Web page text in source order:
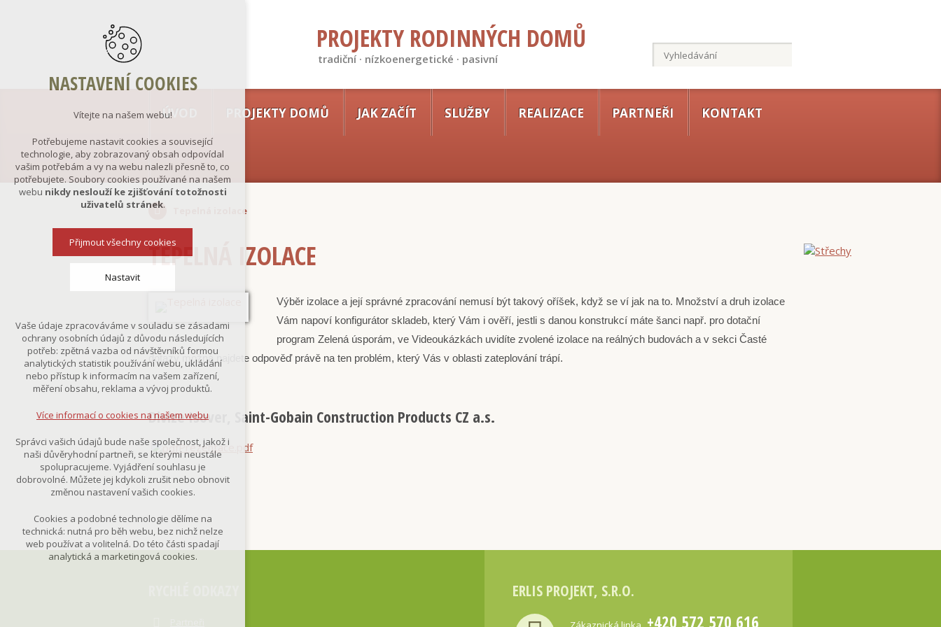
PROJEKTY RODINNÝCH DOMŮ
tradiční · nízkoenergetické · pasivní
ÚVOD PROJEKTY DOMŮ JAK ZAČÍT SLUŽBY REALIZACE PARTNEŘI KONTAKT
Tepelná izolace
TEPELNÁ IZOLACE
Výběr izolace a její správné zpracování nemusí být takový oříšek, když se ví jak na to. Množství a druh izolace
Vám napoví konfigurátor skladeb, který Vám i ověří, jestli s danou konstrukcí máte šanci např. pro dotační
program Zelená úsporám, ve Videoukázkách uvidíte zvolené izolace na reálných budovách a v sekci Časté
dotazy možná najdete odpověď právě na ten problém, který Vás v oblasti zateplování trápí.
Divize Isover, Saint-Gobain Construction Products CZ a.s.
Prezentace.pdf
ERLIS PROJEKT, S.R.O.
+420 572 570 616
NASTAVENÍ COOKIES
Vítejte na našem webu!
Potřebujeme nastavit cookies a související
technologie, aby zobrazovaný obsah odpovídal
vašim potřebám a vy na webu nalezli přesně to, co
potřebujete. Soubory cookies používané na našem
webu nikdy neslouží ke zjišťování totožnosti
uživatelů stránek.
Přijmout všechny cookies
Nastavit
nutná pro provozování webu
udržení kontextu stránek (session):
případná přihlášení, volby jazyka, apod.
Volitelná cookies
analytická pro anonymizované
marketingová cookies
Více informací o cookies na našem webu
Odmítnout vše
Vaše údaje zpracováváme v souladu se zásadami
ochrany osobních údajů z důvodu následujících
potřeb: zpětná vazba od návštěvníků formou
analytických statistik používání webu, ukládání
nebo přístup k informacím na vašem zařízení,
měření obsahu, reklama a vývoj produktů.
Více informací o cookies na našem webu
Správci vašich údajů bude naše společnost, jakož i
naši důvěryhodní partneři, se kterými neustále
spolupracujeme. Vyjádření souhlasu je
dobrovolné. Můžete jej kdykoli zrušit nebo obnovit
změnou nastavení vašich cookies.
Cookies a podobné technologie dělíme na
technická: nutná pro běh webu, bez nichž nelze
web používat a volitelná. Do této části spadají
analytická a marketingová cookies.